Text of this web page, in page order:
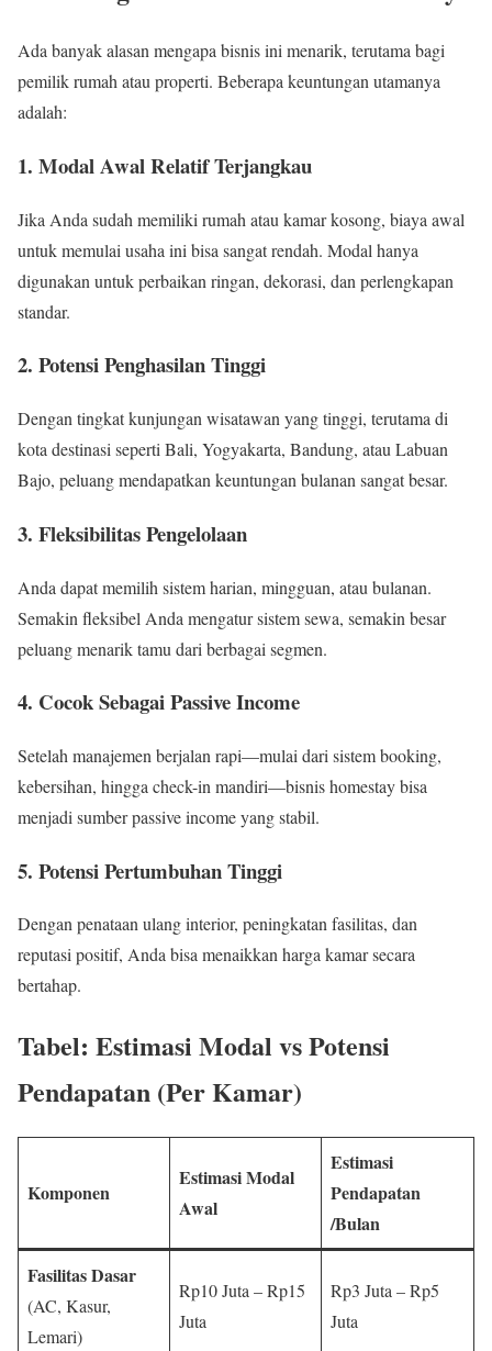
Ada banyak alasan mengapa bisnis ini menarik, terutama bagi
pemilik rumah atau properti. Beberapa keuntungan utamanya
adalah:
1. Modal Awal Relatif Terjangkau
Jika Anda sudah memiliki rumah atau kamar kosong, biaya awal
untuk memulai usaha ini bisa sangat rendah. Modal hanya
digunakan untuk perbaikan ringan, dekorasi, dan perlengkapan
standar.
2. Potensi Penghasilan Tinggi
Dengan tingkat kunjungan wisatawan yang tinggi, terutama di
kota destinasi seperti Bali, Yogyakarta, Bandung, atau Labuan
Bajo, peluang mendapatkan keuntungan bulanan sangat besar.
3. Fleksibilitas Pengelolaan
Anda dapat memilih sistem harian, mingguan, atau bulanan.
Semakin fleksibel Anda mengatur sistem sewa, semakin besar
peluang menarik tamu dari berbagai segmen.
4. Cocok Sebagai Passive Income
Setelah manajemen berjalan rapi—mulai dari sistem booking,
kebersihan, hingga check-in mandiri—bisnis homestay bisa
menjadi sumber passive income yang stabil.
5. Potensi Pertumbuhan Tinggi
Dengan penataan ulang interior, peningkatan fasilitas, dan
reputasi positif, Anda bisa menaikkan harga kamar secara
bertahap.
Tabel: Estimasi Modal vs Potensi
Pendapatan (Per Kamar)
Komponen
Estimasi Modal
Awal
Estimasi
Pendapatan
/Bulan
Fasilitas Dasar
(AC, Kasur,
Lemari)
Rp10 Juta – Rp15
Juta
Rp3 Juta – Rp5
Juta